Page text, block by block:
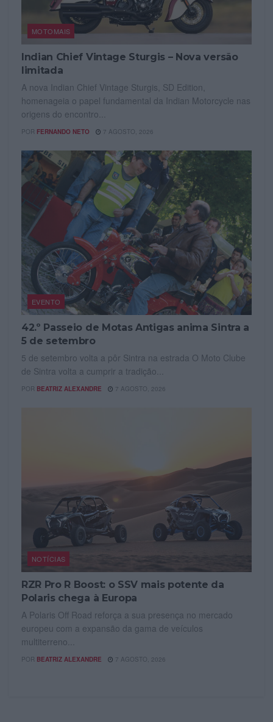
MOTOMAIS
Indian Chief Vintage Sturgis – Nova versão
limitada
A nova Indian Chief Vintage Sturgis, SD Edition,
homenageia o papel fundamental da Indian Motorcycle nas
origens do encontro...
POR FERNANDO NETO 7 AGOSTO, 2026
EVENTO
42.º Passeio de Motas Antigas anima Sintra a
5 de setembro
5 de setembro volta a pôr Sintra na estrada O Moto Clube
de Sintra volta a cumprir a tradição...
POR BEATRIZ ALEXANDRE 7 AGOSTO, 2026
NOTÍCIAS
RZR Pro R Boost: o SSV mais potente da
Polaris chega à Europa
A Polaris Off Road reforça a sua presença no mercado
europeu com a expansão da gama de veículos
multiterreno...
POR BEATRIZ ALEXANDRE 7 AGOSTO, 2026